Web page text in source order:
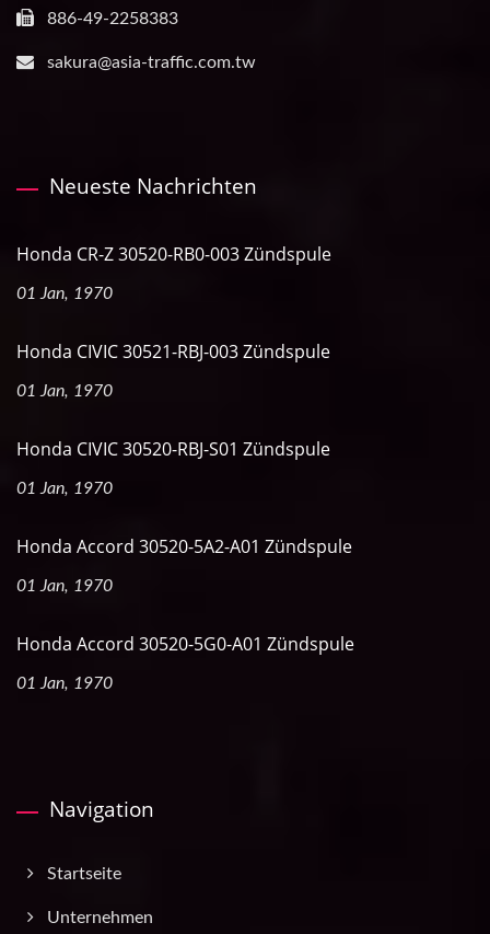
886-49-2258383
sakura@asia-traffic.com.tw
Neueste Nachrichten
Honda CR-Z 30520-RB0-003 Zündspule
01 Jan, 1970
Honda CIVIC 30521-RBJ-003 Zündspule
01 Jan, 1970
Honda CIVIC 30520-RBJ-S01 Zündspule
01 Jan, 1970
Honda Accord 30520-5A2-A01 Zündspule
01 Jan, 1970
Honda Accord 30520-5G0-A01 Zündspule
01 Jan, 1970
Navigation
Startseite
Unternehmen